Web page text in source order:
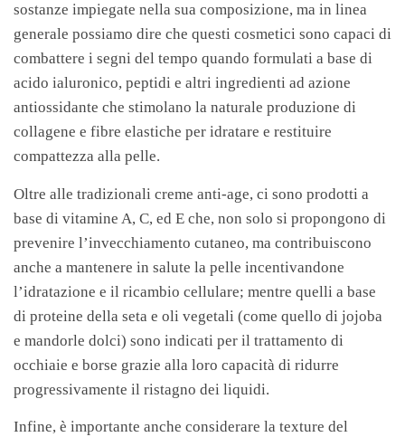
sostanze impiegate nella sua composizione, ma in linea
generale possiamo dire che questi cosmetici sono capaci di
combattere i segni del tempo quando formulati a base di
acido ialuronico, peptidi e altri ingredienti ad azione
antiossidante che stimolano la naturale produzione di
collagene e fibre elastiche per idratare e restituire
compattezza alla pelle.
Oltre alle tradizionali creme anti-age, ci sono prodotti a
base di vitamine A, C, ed E che, non solo si propongono di
prevenire l’invecchiamento cutaneo, ma contribuiscono
anche a mantenere in salute la pelle incentivandone
l’idratazione e il ricambio cellulare; mentre quelli a base
di proteine della seta e oli vegetali (come quello di jojoba
e mandorle dolci) sono indicati per il trattamento di
occhiaie e borse grazie alla loro capacità di ridurre
progressivamente il ristagno dei liquidi.
Infine, è importante anche considerare la texture del